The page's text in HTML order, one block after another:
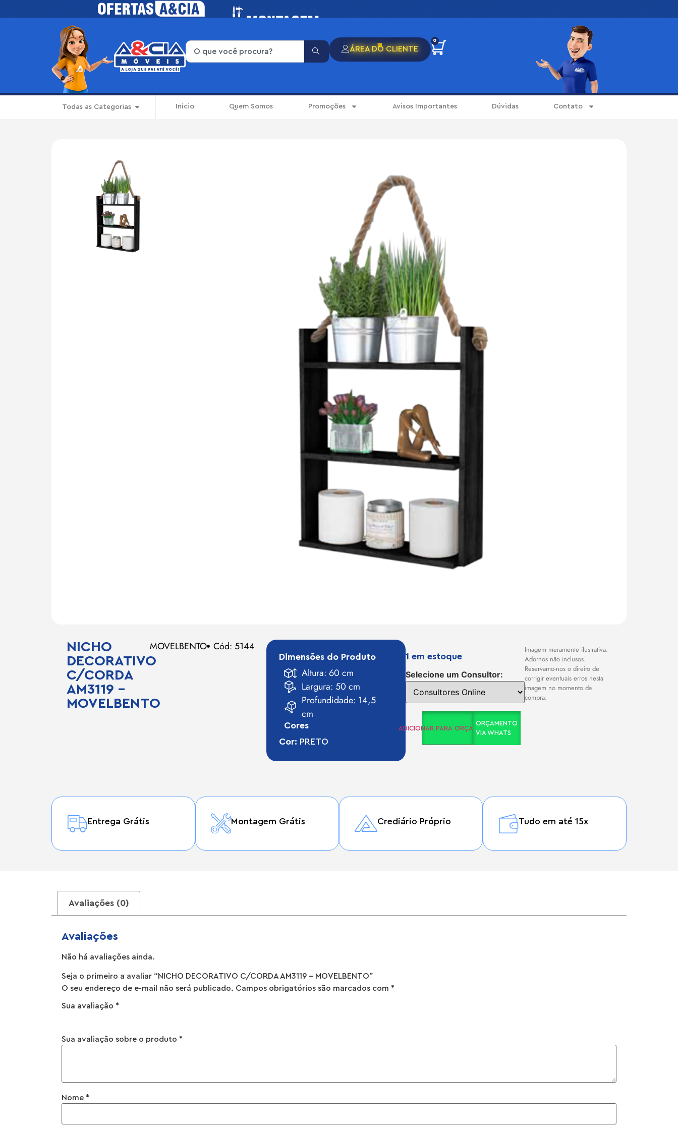
ÁREA DO CLIENTE
0
Todas as Categorias Início Quem Somos Promoções Avisos Importantes Dúvidas Contato
NICHO
DECORATIVO
C/CORDA
AM3119 –
MOVELBENTO
MOVELBENTO Cód: 5144
Dimensões do Produto
Altura: 60 cm
Largura: 50 cm
Profundidade: 14,5
cm
Cores
Cor: PRETO
1 em estoque
Selecione um Consultor:
ADICIONAR PARA ORÇAMENTO
ORÇAMENTO
VIA WHATS
Imagem meramente ilustrativa.
Adornos não inclusos.
Reservamo-nos o direito de
corrigir eventuais erros nesta
imagem no momento da
compra.
Entrega Grátis Montagem Grátis Crediário Próprio Tudo em até 15x
Avaliações (0)
Avaliações
Não há avaliações ainda.
Seja o primeiro a avaliar “NICHO DECORATIVO C/CORDA AM3119 – MOVELBENTO”
O seu endereço de e-mail não será publicado. Campos obrigatórios são marcados com *
Sua avaliação *
Sua avaliação sobre o produto *
Nome *